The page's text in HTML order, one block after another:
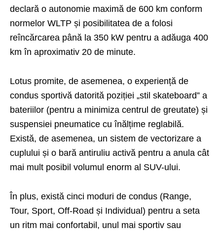
declară o autonomie maximă de 600 km conform
normelor WLTP și posibilitatea de a folosi
reîncărcarea până la 350 kW pentru a adăuga 400
km în aproximativ 20 de minute.
Lotus promite, de asemenea, o experiență de
condus sportivă datorită poziției „stil skateboard” a
bateriilor (pentru a minimiza centrul de greutate) și
suspensiei pneumatice cu înălțime reglabilă.
Există, de asemenea, un sistem de vectorizare a
cuplului și o bară antiruliu activă pentru a anula cât
mai mult posibil volumul enorm al SUV-ului.
În plus, există cinci moduri de condus (Range,
Tour, Sport, Off-Road și Individual) pentru a seta
un ritm mai confortabil, unul mai sportiv sau